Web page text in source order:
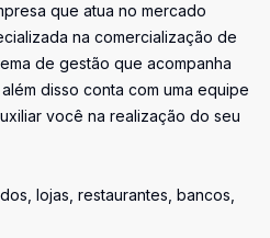
que atua no mercado
na comercialização de
de gestão que acompanha
disso conta com uma equipe
você na realização do seu
lojas, restaurantes, bancos,